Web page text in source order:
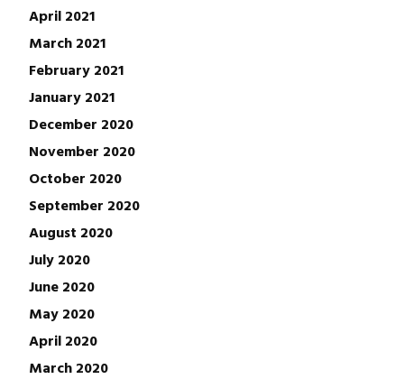
April 2021
March 2021
February 2021
January 2021
December 2020
November 2020
October 2020
September 2020
August 2020
July 2020
June 2020
May 2020
April 2020
March 2020